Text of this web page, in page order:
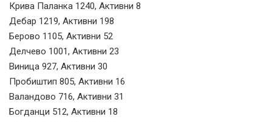
Крива Паланка 1240, Активни 8
Дебар 1219, Активни 198
Берово 1105, Активни 52
Делчево 1001, Активни 23
Виница 927, Активни 30
Пробиштип 805, Активни 16
Валандово 716, Активни 31
Богданци 512, Активни 18